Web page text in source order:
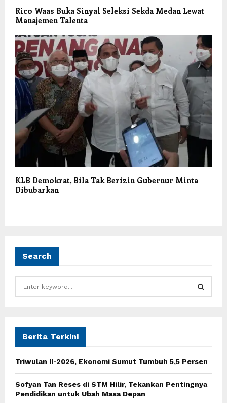
Rico Waas Buka Sinyal Seleksi Sekda Medan Lewat
Manajemen Talenta
KLB Demokrat, Bila Tak Berizin Gubernur Minta
Dibubarkan
Search
f
r
C
Berita Terkini
Triwulan II-2026, Ekonomi Sumut Tumbuh 5,5 Persen
Sofyan Tan Reses di STM Hilir, Tekankan Pentingnya
Pendidikan untuk Ubah Masa Depan